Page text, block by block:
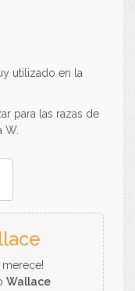
utilizado en la
para las razas de
W.
merece!
Wallace